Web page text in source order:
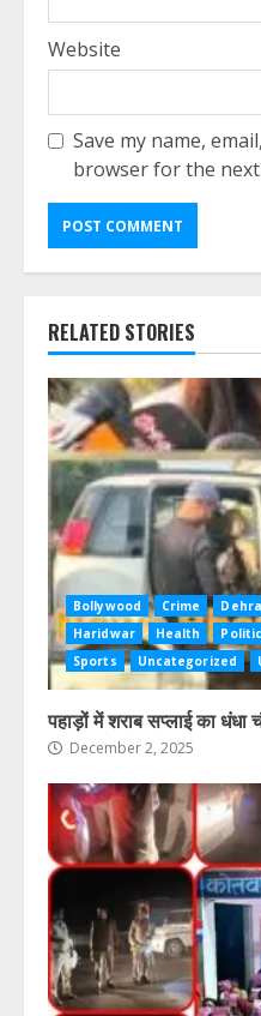
Website
Save my name,
browser for the
RELATED STORIES
Bollywood Crime
Haridwar
Health
Sports
Uncategorized
पहाड़ों में शराब सप्लाई का धंधा
December 2, 2025